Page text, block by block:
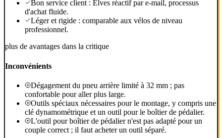
Bon service client : Elves réactif par e-mail, processus
d'achat fluide.
Léger et rigide : comparable aux vélos de niveau
professionnel.
plus de avantages dans la critique
Inconvénients
Dégagement du pneu arrière limité à 32 mm ; pas
confortable pour aller plus large.
Outils spéciaux nécessaires pour le montage, y compris une
clé dynamométrique et un outil pour le boîtier de pédalier.
L'outil pour boîtier de pédalier n'est pas adapté pour un
couple correct ; il faut acheter un outil séparé.